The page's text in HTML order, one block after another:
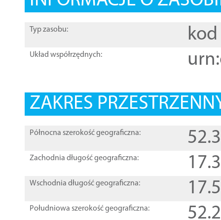
Typ zasobu: kod
Układ współrzędnych:
ZAKRES
Północna szerokość geograficzna:
Zachodnia długość geograficzna:
Wschodnia długość geograficzna:
Południowa szerokość geograficzna: